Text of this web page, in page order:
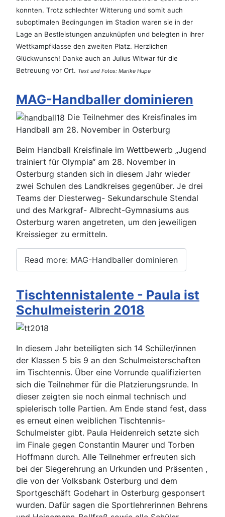
konnten. Trotz schlechter Witterung und somit auch
suboptimalen Bedingungen im Stadion waren sie in der
Lage an Bestleistungen anzuknüpfen und belegten in ihrer
Wettkampfklasse den zweiten Platz. Herzlichen
Glückwunsch! Danke auch an Julius Witwar für die
Betreuung vor Ort. Text und Fotos: Marike Hupe
MAG-Handballer dominieren
Die Teilnehmer des Kreisfinales im
Handball am 28. November in Osterburg
Beim Handball Kreisfinale im Wettbewerb „Jugend
trainiert für Olympia“ am 28. November in
Osterburg standen sich in diesem Jahr wieder
zwei Schulen des Landkreises gegenüber. Je drei
Teams der Diesterweg- Sekundarschule Stendal
und des Markgraf- Albrecht-Gymnasiums aus
Osterburg waren angetreten, um den jeweiligen
Kreissieger zu ermitteln.
Read more: MAG-Handballer dominieren
Tischtennistalente - Paula ist
Schulmeisterin 2018
In diesem Jahr beteiligten sich 14 Schüler/innen
der Klassen 5 bis 9 an den Schulmeisterschaften
im Tischtennis. Über eine Vorrunde qualifizierten
sich die Teilnehmer für die Platzierungsrunde. In
dieser zeigten sie noch einmal technisch und
spielerisch tolle Partien. Am Ende stand fest, dass
es erneut einen weiblichen Tischtennis-
Schulmeister gibt. Paula Heidenreich setzte sich
im Finale gegen Constantin Maurer und Torben
Hoffmann durch. Alle Teilnehmer erfreuten sich
bei der Siegerehrung an Urkunden und Präsenten ,
die von der Volksbank Osterburg und dem
Sportgeschäft Godehart in Osterburg gesponsert
wurden. Dafür sagen die Sportlehrerinnen Behrens